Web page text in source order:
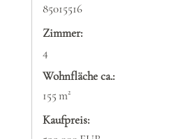
85015516
Zimmer:
4
Wohnfläche ca.:
155 m²
Kaufpreis: